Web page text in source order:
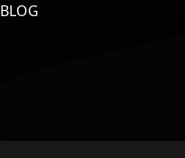
BLOG